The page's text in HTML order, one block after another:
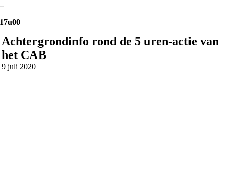
–
17u00
Achtergrondinfo rond de 5 uren-actie van
het CAB
9 juli 2020